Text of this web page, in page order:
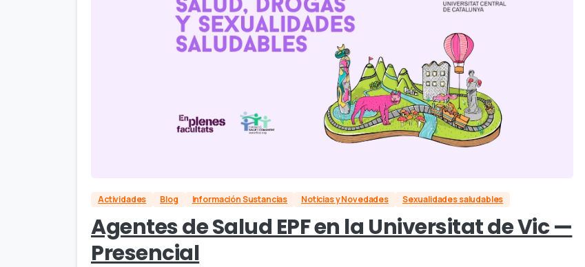
Actividades Blog Información Sustancias Noticias y Novedades Sexualidades saludables
Agentes de Salud EPF en la Universitat de Vic —
Presencial